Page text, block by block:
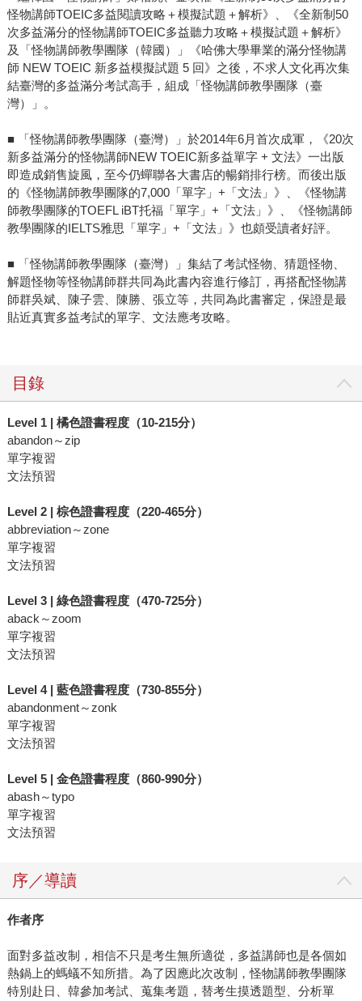
怪物講師TOEIC多益閱讀攻略＋模擬試題＋解析》、《全新制50
次多益滿分的怪物講師TOEIC多益聽力攻略＋模擬試題＋解析》
及「怪物講師教學團隊（韓國）」《哈佛大學畢業的滿分怪物講
師 NEW TOEIC 新多益模擬試題 5 回》之後，不求人文化再次集
結臺灣的多益滿分考試高手，組成「怪物講師教學團隊（臺
灣）」。
■ 「怪物講師教學團隊（臺灣）」於2014年6月首次成軍，《20次
新多益滿分的怪物講師NEW TOEIC新多益單字 + 文法》一出版
即造成銷售旋風，至今仍蟬聯各大書店的暢銷排行榜。而後出版
的《怪物講師教學團隊的7,000「單字」+「文法」》、《怪物講
師教學團隊的TOEFL iBT托福「單字」+「文法」》、《怪物講師
教學團隊的IELTS雅思「單字」+「文法」》也頗受讀者好評。
■ 「怪物講師教學團隊（臺灣）」集結了考試怪物、猜題怪物、
解題怪物等怪物講師群共同為此書內容進行修訂，再搭配怪物講
師群吳斌、陳子雲、陳勝、張立等，共同為此書審定，保證是最
貼近真實多益考試的單字、文法應考攻略。
目錄
Level 1 | 橘色證書程度（10-215分）
abandon～zip
單字複習
文法預習
Level 2 | 棕色證書程度（220-465分）
abbreviation～zone
單字複習
文法預習
Level 3 | 綠色證書程度（470-725分）
aback～zoom
單字複習
文法預習
Level 4 | 藍色證書程度（730-855分）
abandonment～zonk
單字複習
文法預習
Level 5 | 金色證書程度（860-990分）
abash～typo
單字複習
文法預習
序／導讀
作者序
面對多益改制，相信不只是考生無所適從，多益講師也是各個如
熱鍋上的螞蟻不知所措。為了因應此次改制，怪物講師教學團隊
特別赴日、韓參加考試、蒐集考題，替考生摸透題型、分析單